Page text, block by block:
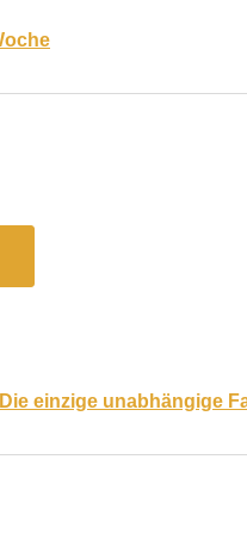
einzige unabhängige